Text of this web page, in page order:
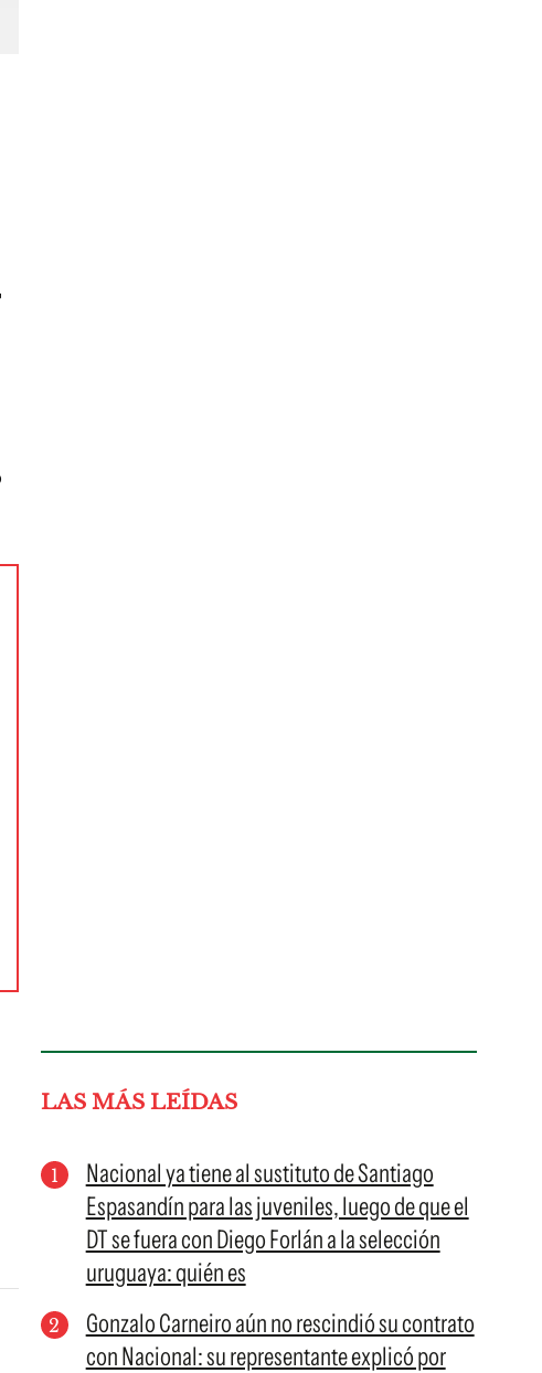
LAS MÁS LEÍDAS
Nacional ya tiene al sustituto de Santiago
Espasandín para las juveniles, luego de que el
DT se fuera con Diego Forlán a la selección
uruguaya: quién es
Gonzalo Carneiro aún no rescindió su contrato
con Nacional: su representante explicó por